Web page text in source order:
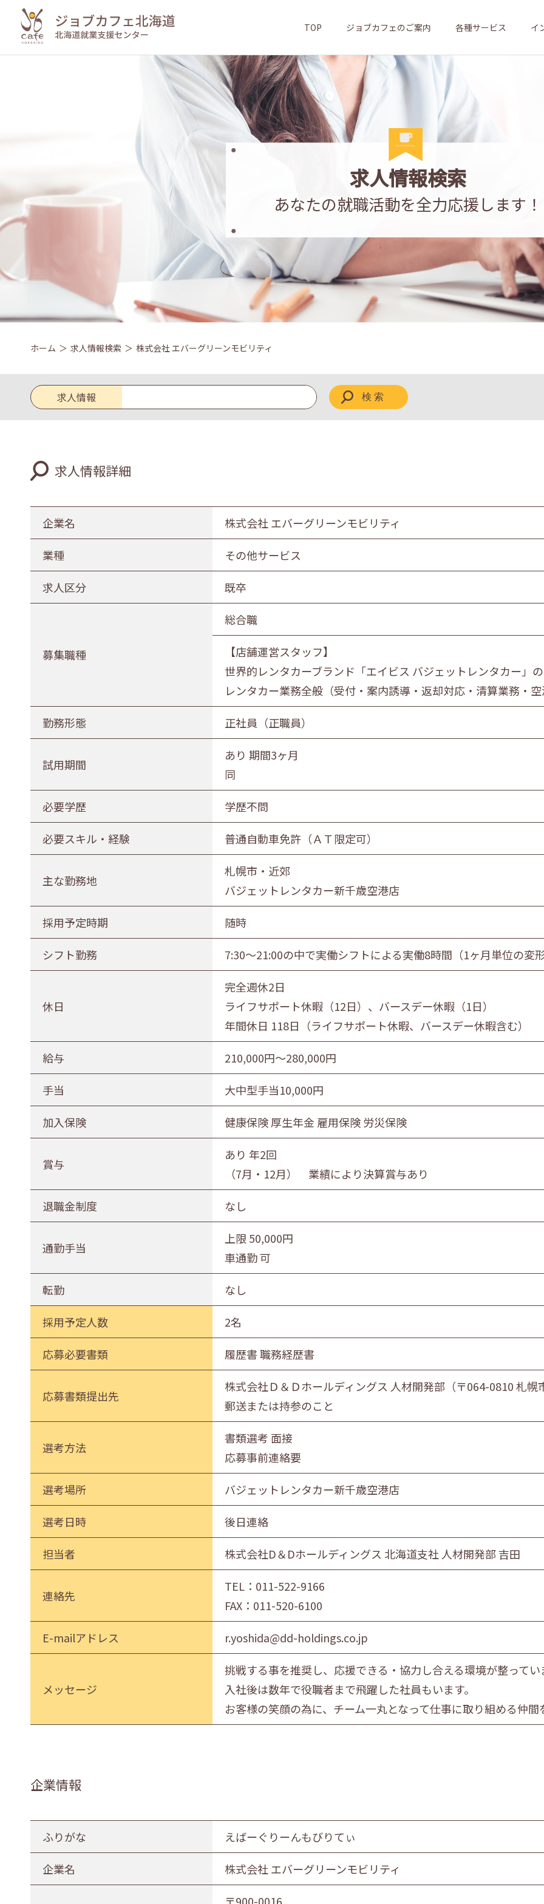
TOP ジョブカフェのご案内 各種サービス イ
求人情報検索
あなたの就職活動を全力応援します！
ホーム 求人情報検索 株式会社 エバーグリーンモビリティ
求人情報
求人区分
業種
農林水産業 建設業
印刷業
広告業 金属・機械製造業
電気・ガス・熱供給業
通信業・情報サービス業 マスコミ
百貨店・スーパーマーケット
医薬品小売業
娯楽業
宿泊業 飲食サービス業
その他サービス
生活関連サービス業 社会福祉・介護事業
募集職種
事務職 販売職 営業職
勤務形態
正社員（正職員） 契約 公務員 団体職員 その他
札幌市・近郊 旭川市・近郊 釧路市・近郊
求人情報詳細
企業名 株式会社 エバーグリーンモビリティ
業種 その他サービス
求人区分 既卒
募集職種
総合職
【店舗運営スタッフ】
世界的レンタカーブランド「エイビス バジェットレンタカー」
レンタカー業務全般（受付・案内誘導・返却対応・清算業務・
勤務形態 正社員（正職員）
試用期間
あり 期間3ヶ月
同
必要学歴 学歴不問
必要スキル・経験 普通自動車免許（ＡＴ限定可）
主な勤務地
札幌市・近郊
バジェットレンタカー新千歳空港店
採用予定時期 随時
シフト勤務 7:30～21:00の中で実働シフトによる実働8時間（1ヶ月単位の変
休日
完全週休2日
ライフサポート休暇（12日）、バースデー休暇（1日）
年間休日 118日（ライフサポート休暇、バースデー休暇含む）
給与 210,000円〜280,000円
手当 大中型手当10,000円
加入保険 健康保険 厚生年金 雇用保険 労災保険
賞与
あり 年2回
（7月・12月） 業績により決算賞与あり
退職金制度 なし
通勤手当
上限 50,000円
車通勤 可
転勤 なし
採用予定人数 2名
応募必要書類 履歴書 職務経歴書
応募書類提出先
株式会社Ｄ＆Ｄホールディングス 人材開発部（〒064-0810 札
郵送または持参のこと
選考方法
書類選考 面接
応募事前連絡要
選考場所 バジェットレンタカー新千歳空港店
選考日時 後日連絡
担当者 株式会社D＆Dホールディングス 北海道支社 人材開発部 吉田
連絡先
TEL： 011-522-9166
FAX：011-520-6100
E-mailアドレス r.yoshida@dd-holdings.co.jp
メッセージ
挑戦する事を推奨し、応援できる・協力し合える環境が整ってい
入社後は数年で役職者まで飛躍した社員もいます。
お客様の笑顔の為に、チーム一丸となって仕事に取り組める仲間
企業情報
ふりがな えばーぐりーんもびりてぃ
企業名 株式会社 エバーグリーンモビリティ